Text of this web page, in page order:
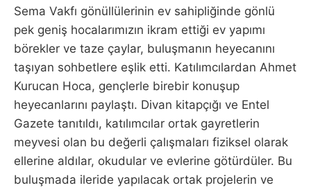
Sema Vakfı gönüllülerinin ev sahipliğinde gönlü
pek geniş hocalarımızın ikram ettiği ev yapımı
börekler ve taze çaylar, buluşmanın heyecanını
taşıyan sohbetlere eşlik etti. Katılımcılardan Ahmet
Kurucan Hoca, gençlerle birebir konuşup
heyecanlarını paylaştı. Divan kitapçığı ve Entel
Gazete tanıtıldı, katılımcılar ortak gayretlerin
meyvesi olan bu değerli çalışmaları fiziksel olarak
ellerine aldılar, okudular ve evlerine götürdüler. Bu
buluşmada ileride yapılacak ortak projelerin ve